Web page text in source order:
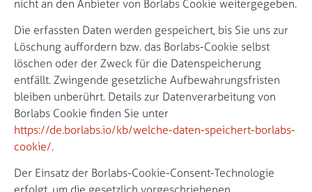
nicht an den Anbieter von Borlabs Cookie weitergegeben.
Die erfassten Daten werden gespeichert, bis Sie uns zur
Löschung auffordern bzw. das Borlabs-Cookie selbst
löschen oder der Zweck für die Datenspeicherung
entfällt. Zwingende gesetzliche Aufbewahrungsfristen
bleiben unberührt. Details zur Datenverarbeitung von
Borlabs Cookie finden Sie unter
https://de.borlabs.io/kb/welche-daten-speichert-borlabs-
cookie/.
Der Einsatz der Borlabs-Cookie-Consent-Technologie